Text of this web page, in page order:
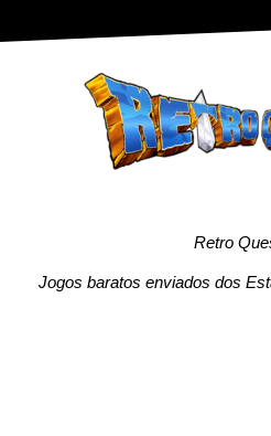
Retro
Jogos baratos enviados dos